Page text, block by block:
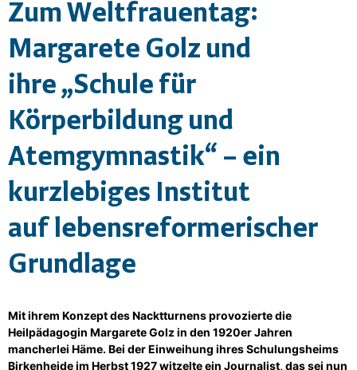
Zum Weltfrauentag:
Margarete Golz und
ihre „Schule für
Körperbildung und
Atemgymnastik“ – ein
kurzlebiges Institut
auf lebensreformerischer
Grundlage
Mit ihrem Konzept des Nacktturnens provozierte die
Heilpädagogin Margarete Golz in den 1920er Jahren
mancherlei Häme. Bei der Einweihung ihres Schulungsheims
Birkenheide im Herbst 1927 witzelte ein Journalist, das sei nun